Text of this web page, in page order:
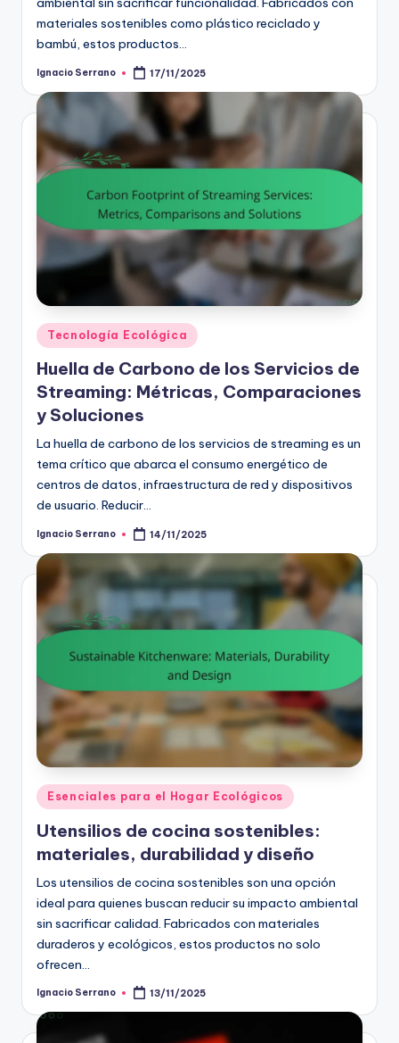
materiales sostenibles como plástico reciclado y
bambú, estos productos…
Posted
Ignacio Serrano 17/11/2025
Posted
in
Tecnología Ecológica
Huella de Carbono de los Servicios de
Streaming: Métricas, Comparaciones
y Soluciones
La huella de carbono de los servicios de streaming es un
tema crítico que abarca el consumo energético de
centros de datos, infraestructura de red y dispositivos
de usuario. Reducir…
Posted
Ignacio Serrano 14/11/2025
Posted
in
Esenciales para el Hogar Ecológicos
Utensilios de cocina sostenibles:
materiales, durabilidad y diseño
Los utensilios de cocina sostenibles son una opción
ideal para quienes buscan reducir su impacto ambiental
sin sacrificar calidad. Fabricados con materiales
duraderos y ecológicos, estos productos no solo
ofrecen…
Posted
Ignacio Serrano 13/11/2025